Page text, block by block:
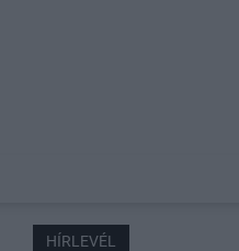
HÍRLEVÉL